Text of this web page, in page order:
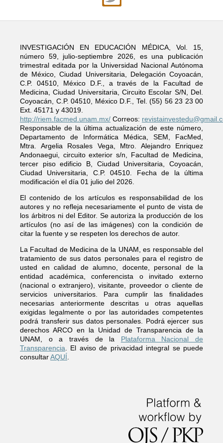
INVESTIGACIÓN EN EDUCACIÓN MÉDICA, Vol. 15,
número 59, julio-septiembre 2026, es una publicación
trimestral editada por la Universidad Nacional Autónoma
de México, Ciudad Universitaria, Delegación Coyoacán,
C.P. 04510, México D.F., a través de la Facultad de
Medicina, Ciudad Universitaria, Circuito Escolar S/N, Del.
Coyoacán, C.P. 04510, México D.F., Tel. (55) 56 23 23 00
Ext. 45171 y 43019.
http://riem.facmed.unam.mx/ Correos:
Responsable de la última actualización de este número,
Departamento de Informática Médica, SEM, FacMed,
Mtra. Argelia Rosales Vega, Mtro. Alejandro Enriquez
Andonaegui, circuito exterior s/n, Facultad de Medicina,
tercer piso edificio B, Ciudad Universitaria, Coyoacán,
Ciudad Universitaria, C.P. 04510. Fecha de la última
modificación el día 01 julio del 2026.
El contenido de los artículos es responsabilidad de los
autores y no refleja necesariamente el punto de vista de
los árbitros ni del Editor. Se autoriza la producción de los
artículos (no así de las imágenes) con la condición de
citar la fuente y se respeten los derechos de autor.
La Facultad de Medicina de la UNAM, es responsable del
tratamiento de sus datos personales para el registro de
usted en calidad de alumno, docente, personal de la
entidad académica, conferencista o invitado externo
(nacional o extranjero), visitante, proveedor o cliente de
servicios universitarios. Para cumplir las finalidades
necesarias anteriormente descritas u otras aquellas
exigidas legalmente o por las autoridades competentes
podrá transferir sus datos personales. Podrá ejercer sus
derechos ARCO en la Unidad de Transparencia de la
UNAM, o a través de la Plataforma Nacional de
Transparencia. El aviso de privacidad integral se puede
consultarAQUÍ.